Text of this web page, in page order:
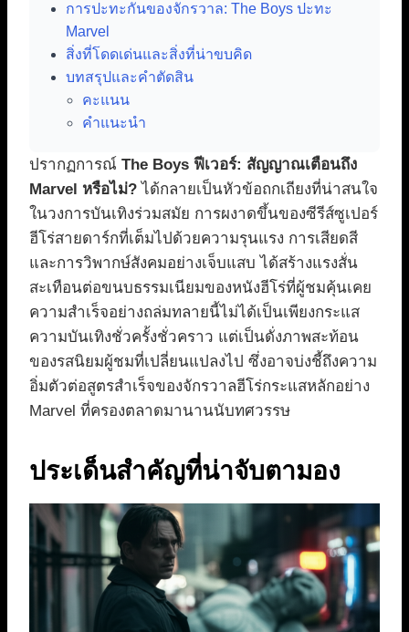
การปะทะกันของจักรวาล: The Boys ปะทะ
Marvel
สิ่งที่โดดเด่นและสิ่งที่น่าขบคิด
บทสรุปและคำตัดสิน
คะแนน
คำแนะนำ
ปรากฏการณ์ The Boys ฟีเวอร์: สัญญาณเตือนถึง
Marvel หรือไม่? ได้กลายเป็นหัวข้อถกเถียงที่น่าสนใจ
ในวงการบันเทิงร่วมสมัย การผงาดขึ้นของซีรีส์ซูเปอร์
ฮีโร่สายดาร์กที่เต็มไปด้วยความรุนแรง การเสียดสี
และการวิพากษ์สังคมอย่างเจ็บแสบ ได้สร้างแรงสั่น
สะเทือนต่อขนบธรรมเนียมของหนังฮีโร่ที่ผู้ชมคุ้นเคย
ความสำเร็จอย่างถล่มทลายนี้ไม่ได้เป็นเพียงกระแส
ความบันเทิงชั่วครั้งชั่วคราว แต่เป็นดั่งภาพสะท้อน
ของรสนิยมผู้ชมที่เปลี่ยนแปลงไป ซึ่งอาจบ่งชี้ถึงความ
อิ่มตัวต่อสูตรสำเร็จของจักรวาลฮีโร่กระแสหลักอย่าง
Marvel ที่ครองตลาดมานานนับทศวรรษ
ประเด็นสำคัญที่น่าจับตามอง